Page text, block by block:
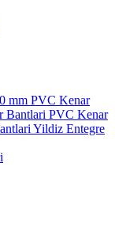
mm PVC Kenar
Bantlari PVC Kenar
Yildiz Entegre